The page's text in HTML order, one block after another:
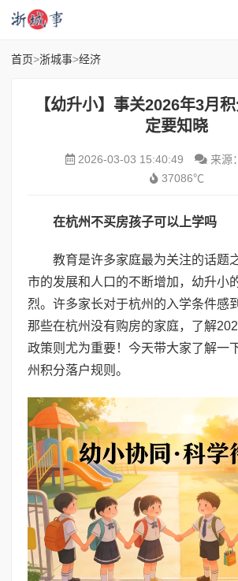
首页>浙城事>经济
【幼升小】事关2026年3月
定要知晓
2026-03-03 15:40:49
来源
37086℃
在杭州不买房孩子可以上学吗
教育是许多家庭最为关注的话题
市的发展和人口的不断增加，幼升小
烈。许多家长对于杭州的入学条件感
那些在杭州没有购房的家庭，了解
政策则尤为重要！今天带大家了解一
州积分落户规则。